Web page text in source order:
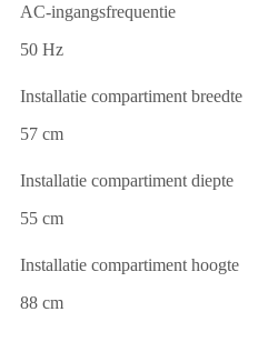
AC-ingangsfrequentie
50 Hz
Installatie compartiment breedte
57 cm
Installatie compartiment diepte
55 cm
Installatie compartiment hoogte
88 cm